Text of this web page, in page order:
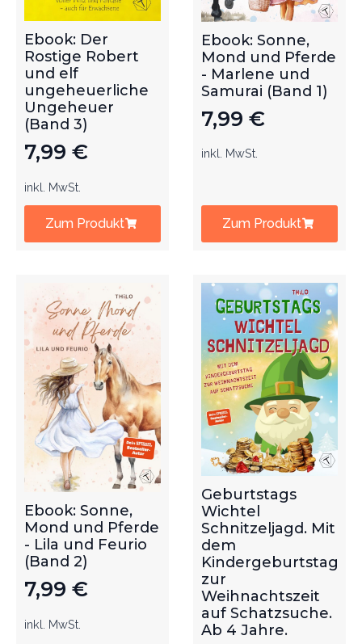
Ebook: Der
Rostige Robert
und elf
ungeheuerliche
Ungeheuer
(Band 3)
7,99 €
inkl. MwSt.
Zum Produkt
Ebook: Sonne,
Mond und Pferde
- Marlene und
Samurai (Band 1)
7,99 €
inkl. MwSt.
Zum Produkt
Ebook: Sonne,
Mond und Pferde
- Lila und Feurio
(Band 2)
7,99 €
inkl. MwSt.
Geburtstags
Wichtel
Schnitzeljagd. Mit
dem
Kindergeburtstag
zur
Weihnachtszeit
auf Schatzsuche.
Ab 4 Jahre.